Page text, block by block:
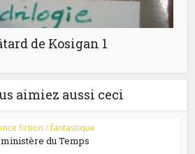
de Kosigan 1
aimiez aussi ceci
fiction / fantastique
du Temps